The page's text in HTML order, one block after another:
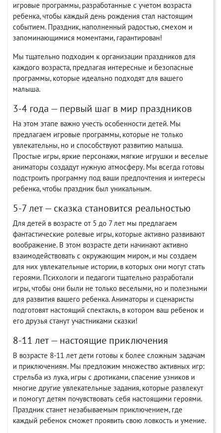
игровые программы, разработанные с учетом возраста
ребенка, чтобы каждый день рождения стал настоящим
событием. Праздник, наполненный радостью, смехом и
запоминающимися моментами, гарантирован!
Мы тщательно подходим к организации праздников для
каждого возраста, предлагая интересные и безопасные
программы, которые идеально подходят для вашего
малыша.
3-4 года — первый шаг в мир праздников
На этом этапе важно учесть особенности детей. Мы
предлагаем игровые программы, которые не только
увлекательны, но и способствуют развитию малыша.
Простые игры, яркие персонажи, мягкие игрушки и веселые
аниматоры создадут нужную атмосферу. Мы всегда готовы
подстроить программу под ваши предпочтения и интересы
ребенка, чтобы праздник был уникальным.
5-7 лет — сказка становится реальностью
Для детей в возрасте от 5 до 7 лет мы предлагаем
фантастические ролевые игры, которые активно развивают
воображение. В этом возрасте дети начинают активно
взаимодействовать с окружающим миром, и мы создаем
для них увлекательные истории, в которых они могут стать
героями. Психологи и педагоги тщательно разработали
игры, чтобы они были не только веселыми, но и полезными
для развития вашего ребенка. Аниматоры и сценаристы
подготовят настоящий спектакль, в котором ваш ребенок и
его друзья станут участниками сказки!
8-11 лет — настоящие приключения
В возрасте 8-11 лет дети готовы к более сложным задачам
и приключениям. Мы предложим множество активных игр:
стрельба из лука, игры с дротиками, спасение узников и
многие другие увлекательные задания, которые развлекут
и помогут детям почувствовать себя настоящими героями.
Праздник станет незабываемым приключением, где
каждый ребенок сможет проявить свою ловкость и умение.